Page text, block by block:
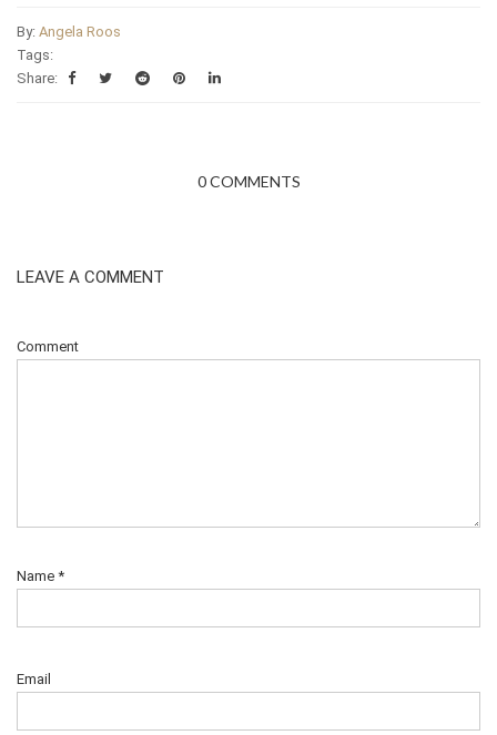
By: Angela Roos
Tags:
Share:
0 COMMENTS
LEAVE A COMMENT
Comment
Name *
Email